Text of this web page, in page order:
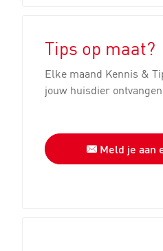
Tips op maat?
Elke maand Kennis &
jouw huisdier
Meld je aan